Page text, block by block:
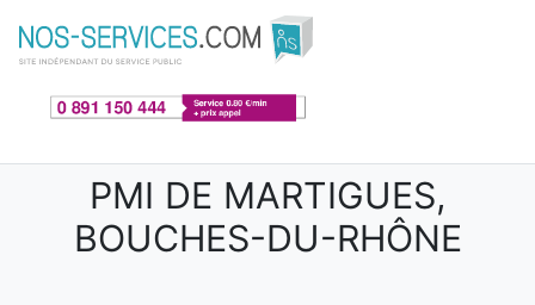
Aller au contenu principal
PMI DE MARTIGUES,
BOUCHES-DU-RHÔNE